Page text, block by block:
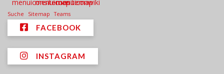
Suche Sitemap Teams
FACEBOOK
INSTAGRAM